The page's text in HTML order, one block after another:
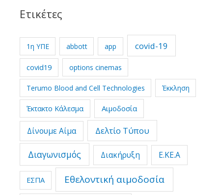
Ετικέτες
1η ΥΠΕ abbott app covid-19
covid19 options cinemas
Terumo Blood and Cell Technologies Έκκληση
Έκτακτο Κάλεσμα Αιμοδοσία
Δίνουμε Αίμα Δελτίο Τύπου
Διαγωνισμός Διακήρυξη Ε.ΚΕ.Α
ΕΣΠΑ Εθελοντική αιμοδοσία